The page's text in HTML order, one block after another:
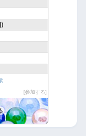
芸ライフ参加する